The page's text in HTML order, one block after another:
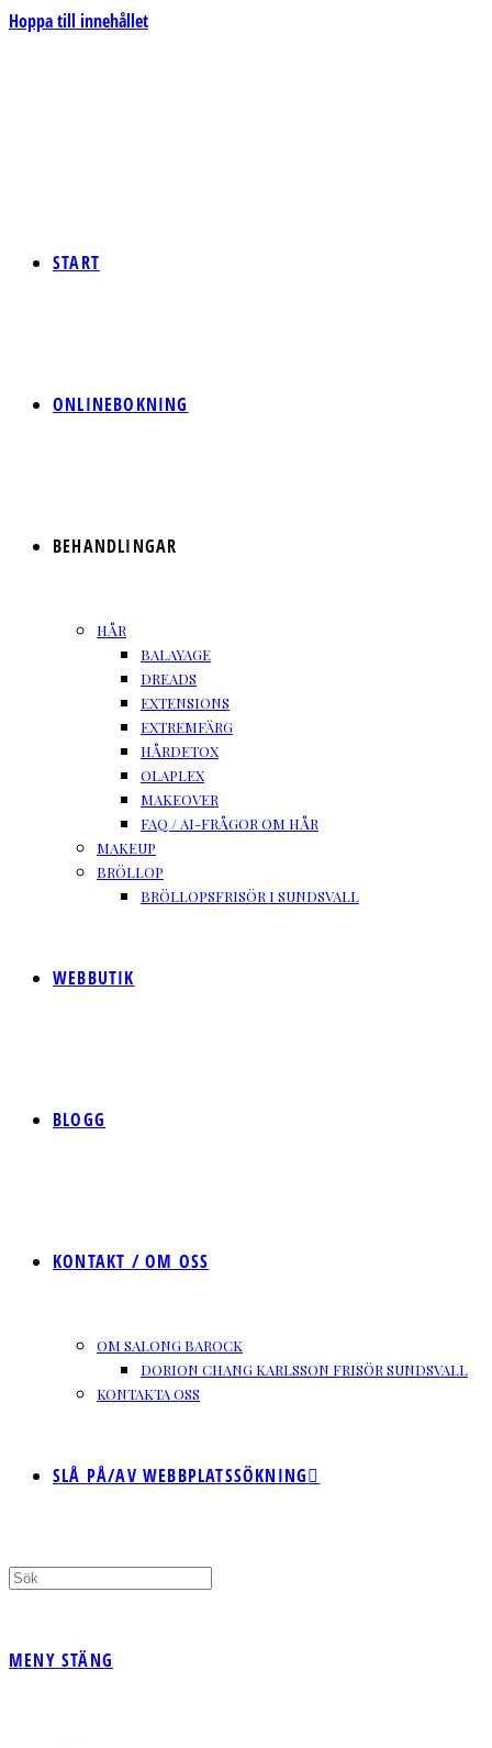
Hoppa till innehållet
START
ONLINEBOKNING
BEHANDLINGAR
HÅR
BALAYAGE
DREADS
EXTENSIONS
EXTREMFÄRG
HÅRDETOX
OLAPLEX
MAKEOVER
FAQ / AI-FRÅGOR OM HÅR
MAKEUP
BRÖLLOP
BRÖLLOPSFRISÖR I SUNDSVALL
WEBBUTIK
BLOGG
KONTAKT / OM OSS
OM SALONG BAROCK
DORION CHANG KARLSSON FRISÖR SUNDSVALL
KONTAKTA OSS
SLÅ PÅ/AV WEBBPLATSSÖKNING
MENY STÄNG